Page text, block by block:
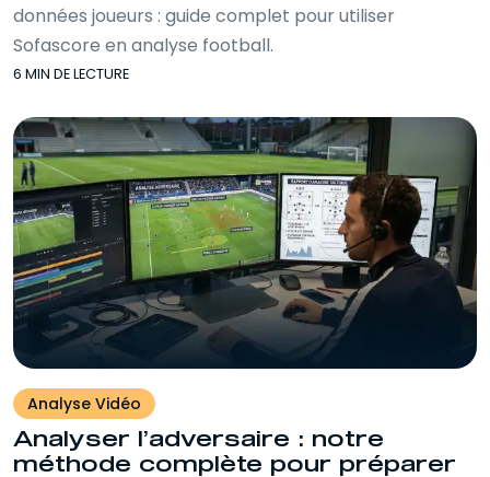
données joueurs : guide complet pour utiliser
Sofascore en analyse football.
6 MIN DE LECTURE
Analyse Vidéo
Analyser l’adversaire : notre
méthode complète pour préparer